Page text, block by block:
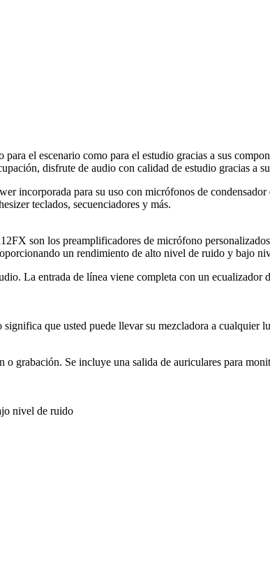
el escenario como para el estudio gracias a sus
disfrute de audio con calidad de estudio gracias a
incorporada para su uso con micrófonos de
teclados, secuenciadores y más.
son los preamplificadores de micrófono
un rendimiento de alto nivel de ruido y bajo
La entrada de línea viene completa con un ecualizador
que usted puede llevar su mezcladora a cualquier
grabación. Se incluye una salida de auriculares para
nivel de ruido